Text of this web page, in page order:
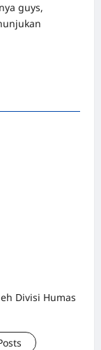
guys,
Divisi Humas